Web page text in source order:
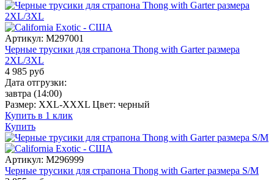
Артикул: M297001
Черные трусики для страпона Thong with Garter размера
2XL/3XL
4 985 руб
Дата отгрузки:
завтра (14:00)
Размер: XXL-XXXL Цвет: черный
Купить в 1 клик
Купить
Артикул: M296999
Черные трусики для страпона Thong with Garter размера S/M